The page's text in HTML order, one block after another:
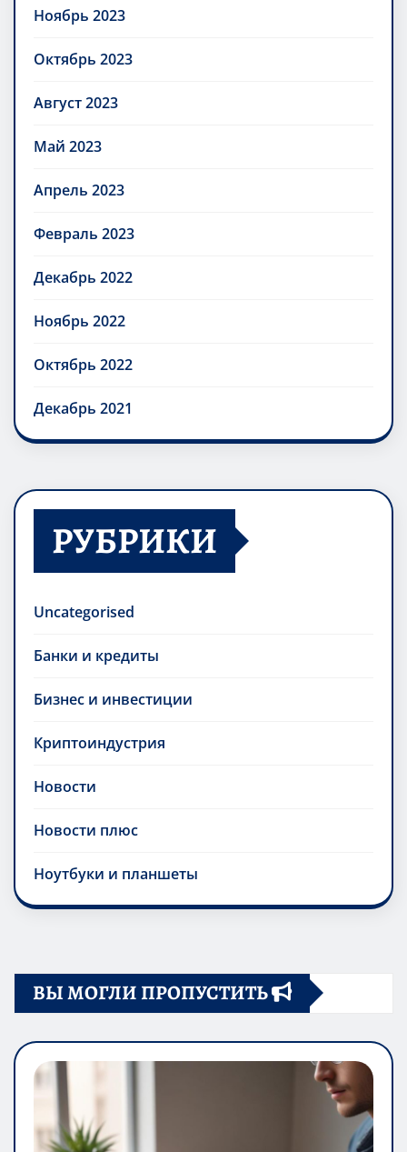
Ноябрь 2023
Октябрь 2023
Август 2023
Май 2023
Апрель 2023
Февраль 2023
Декабрь 2022
Ноябрь 2022
Октябрь 2022
Декабрь 2021
РУБРИКИ
Uncategorised
Банки и кредиты
Бизнес и инвестиции
Криптоиндустрия
Новости
Новости плюс
Ноутбуки и планшеты
ВЫ МОГЛИ ПРОПУСТИТЬ